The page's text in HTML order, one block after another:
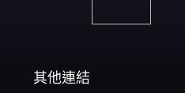
其他連結